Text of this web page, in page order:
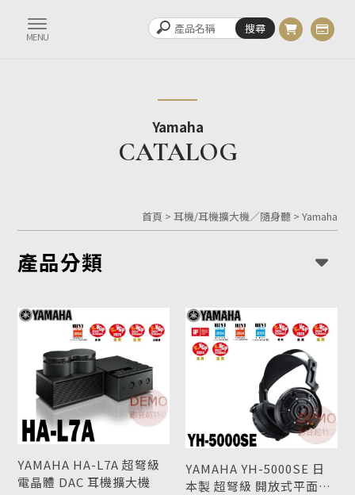
Yamaha
首頁 > 耳機/耳機擴大機／隨身聽> Yamaha
產品分類
YAMAHA HA-L7A 超弩級
電晶體 DAC 耳機擴大機
YAMAHA YH-5000SE 日
本製 超弩級 開放式平面振